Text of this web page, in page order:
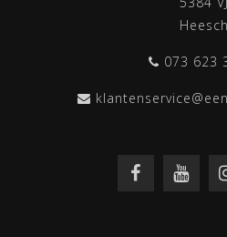
Heesch
073 623